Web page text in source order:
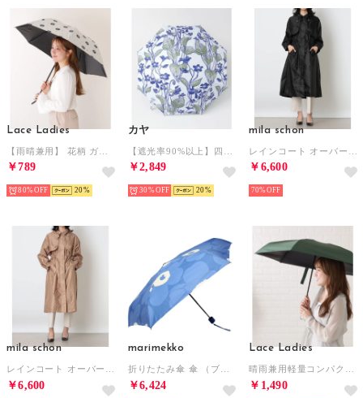
Lace Ladies
￥789
80% 20
カヤ
￥2,849
30% 20
mila schon
￥6,600
70%
mila schon
レインコート オーバーサイズコート ロゴ ジャカード モノグラム （キャメル）
￥6,600
marimekko
折りたたみ傘 傘 （ブルー×ダークブルー）
￥6,424
Lace Ladies
晴雨兼用軽量コンパクトミニマル折りたたみ傘 （グリーン）
￥1,490